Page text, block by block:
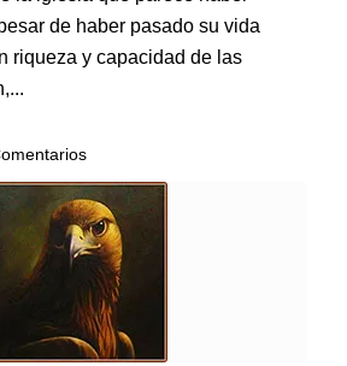
de haber pasado su vida
riqueza y capacidad de las